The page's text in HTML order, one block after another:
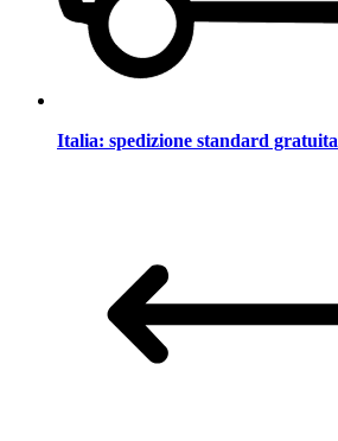
Italia: spedizione standard gratuita